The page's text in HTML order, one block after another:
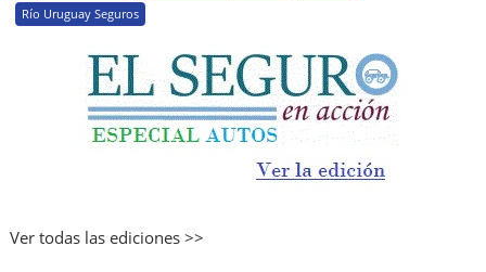
Río Uruguay Seguros
Ver todas las ediciones >>